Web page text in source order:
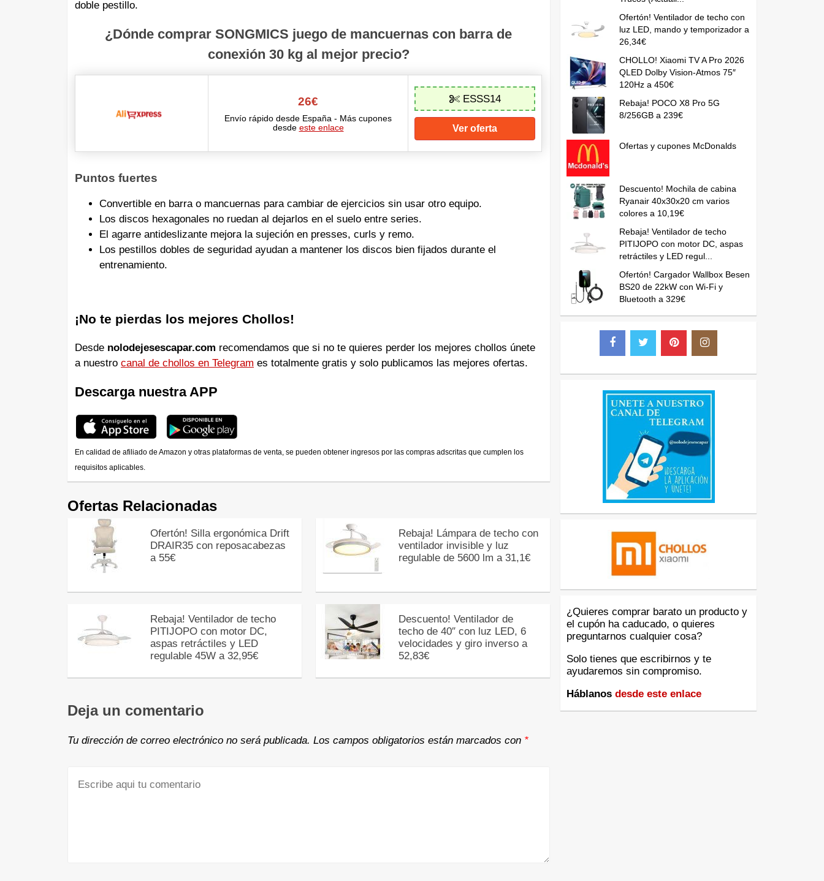
doble pestillo.
¿Dónde comprar SONGMICS juego de mancuernas con barra de
conexión 30 kg al mejor precio?
26€
Envío rápido desde España - Más cupones
desde este enlace
ESSS14
Ver oferta
Puntos fuertes
Convertible en barra o mancuernas para cambiar de ejercicios sin usar otro equipo.
Los discos hexagonales no ruedan al dejarlos en el suelo entre series.
El agarre antideslizante mejora la sujeción en presses, curls y remo.
Los pestillos dobles de seguridad ayudan a mantener los discos bien fijados durante el
entrenamiento.
¡No te pierdas los mejores Chollos!
Desde nolodejesescapar.com recomendamos que si no te quieres perder los mejores chollos únete
a nuestro canal de chollos en Telegram es totalmente gratis y solo publicamos las mejores ofertas.
Descarga nuestra APP
En calidad de afiliado de Amazon y otras plataformas de venta, se pueden obtener ingresos por las compras adscritas que cumplen los
requisitos aplicables.
Ofertas Relacionadas
Ofertón! Silla ergonómica Drift
DRAIR35 con reposacabezas
a 55€
Rebaja! Lámpara de techo con
ventilador invisible y luz
regulable de 5600 lm a 31,1€
Rebaja! Ventilador de techo
PITIJOPO con motor DC,
aspas retráctiles y LED
regulable 45W a 32,95€
Descuento! Ventilador de
techo de 40″ con luz LED, 6
velocidades y giro inverso a
52,83€
Deja un comentario
Tu dirección de correo electrónico no será publicada. Los campos obligatorios están marcados con *
Ofertón! Ventilador de techo con
luz LED, mando y temporizador a
26,34€
CHOLLO! Xiaomi TV A Pro 2026
QLED Dolby Vision-Atmos 75″
120Hz a 450€
Rebaja! POCO X8 Pro 5G
8/256GB a 239€
Ofertas y cupones McDonalds
Descuento! Mochila de cabina
Ryanair 40x30x20 cm varios
colores a 10,19€
Rebaja! Ventilador de techo
PITIJOPO con motor DC, aspas
retráctiles y LED regul...
Ofertón! Cargador Wallbox Besen
BS20 de 22kW con Wi-Fi y
Bluetooth a 329€
¿Quieres comprar barato un producto y
el cupón ha caducado, o quieres
preguntarnos cualquier cosa?
Solo tienes que escribirnos y te
ayudaremos sin compromiso.
Háblanos desde este enlace